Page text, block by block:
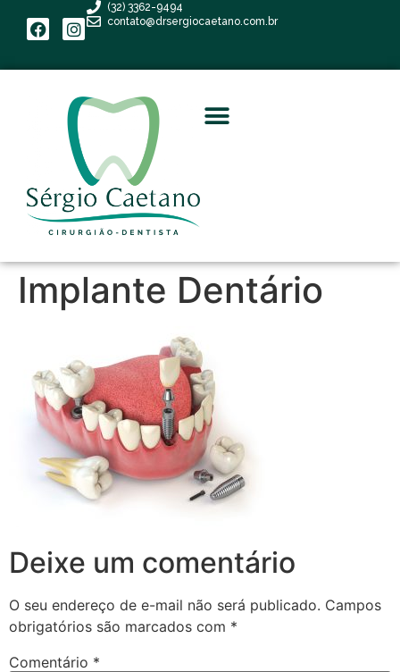
(32) 3362-9494
contato@drsergiocaetano.com.br
Implante Dentário
Deixe um comentário
O seu endereço de e-mail não será publicado. Campos
obrigatórios são marcados com *
Comentário *